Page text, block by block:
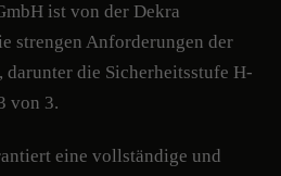
ist von der Dekra
strengen Anforderungen der
die Sicherheitsstufe H-
von 3.
eine vollständige und